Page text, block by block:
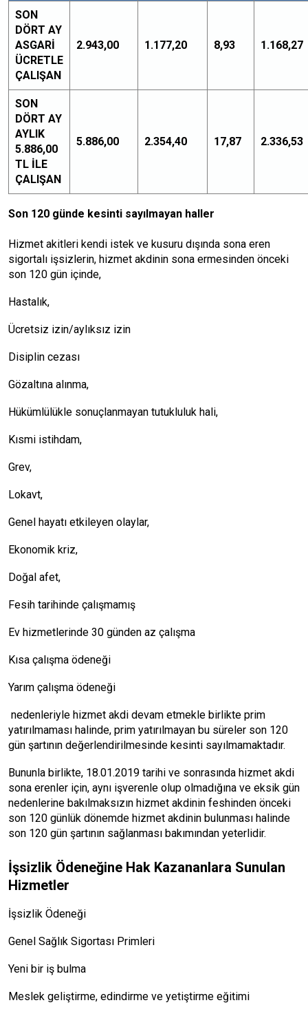
SON
DÖRT AY
ASGARİ
ÜCRETLE
ÇALIŞAN
2.943,00 1.177,20 8,93 1.168,27
SON
DÖRT AY
AYLIK
5.886,00
TL İLE
ÇALIŞAN
5.886,00 2.354,40 17,87 2.336,53
Son 120 günde kesinti sayılmayan haller
Hizmet akitleri kendi istek ve kusuru dışında sona eren
sigortalı işsizlerin, hizmet akdinin sona ermesinden önceki
son 120 gün içinde,
Hastalık,
Ücretsiz izin/aylıksız izin
Disiplin cezası
Gözaltına alınma,
Hükümlülükle sonuçlanmayan tutukluluk hali,
Kısmi istihdam,
Grev,
Lokavt,
Genel hayatı etkileyen olaylar,
Ekonomik kriz,
Doğal afet,
Fesih tarihinde çalışmamış
Ev hizmetlerinde 30 günden az çalışma
Kısa çalışma ödeneği
Yarım çalışma ödeneği
nedenleriyle hizmet akdi devam etmekle birlikte prim
yatırılmaması halinde, prim yatırılmayan bu süreler son 120
gün şartının değerlendirilmesinde kesinti sayılmamaktadır.
Bununla birlikte, 18.01.2019 tarihi ve sonrasında hizmet akdi
sona erenler için, aynı işverenle olup olmadığına ve eksik gün
nedenlerine bakılmaksızın hizmet akdinin feshinden önceki
son 120 günlük dönemde hizmet akdinin bulunması halinde
son 120 gün şartının sağlanması bakımından yeterlidir.
İşsizlik Ödeneğine Hak Kazananlara Sunulan
Hizmetler
İşsizlik Ödeneği
Genel Sağlık Sigortası Primleri
Yeni bir iş bulma
Meslek geliştirme, edindirme ve yetiştirme eğitimi